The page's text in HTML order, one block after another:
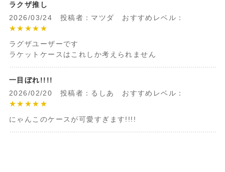
ラクザ推し
2026/03/24 投稿者：マツダ おすすめレベル：
★★★★★
ラグザユーザーです
ラケットケースはこれしか考えられません
一目ぼれ!!!!
2026/02/20 投稿者：るしあ おすすめレベル：
★★★★★
にゃんこのケースが可愛すぎます!!!!